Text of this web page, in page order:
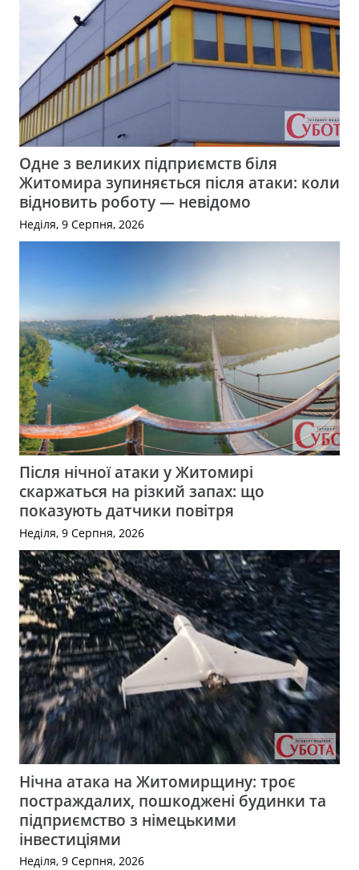
Одне з великих підприємств біля
Житомира зупиняється після атаки: коли
відновить роботу — невідомо
Неділя, 9 Серпня, 2026
Після нічної атаки у Житомирі
скаржаться на різкий запах: що
показують датчики повітря
Неділя, 9 Серпня, 2026
Нічна атака на Житомирщину: троє
постраждалих, пошкоджені будинки та
підприємство з німецькими
інвестиціями
Неділя, 9 Серпня, 2026